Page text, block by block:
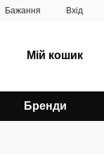
Бажання Вхід
Мій кошик
Бренди